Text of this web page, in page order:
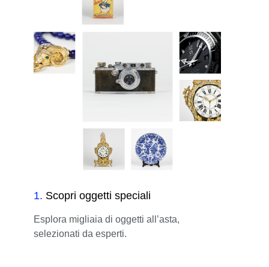
1. Scopri oggetti speciali
Esplora migliaia di oggetti all’asta,
selezionati da esperti.